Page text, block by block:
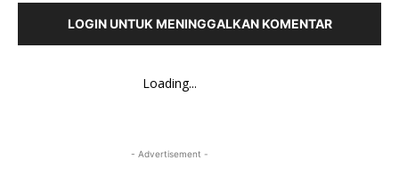
LOGIN UNTUK MENINGGALKAN KOMENTAR
Loading...
- Advertisement -